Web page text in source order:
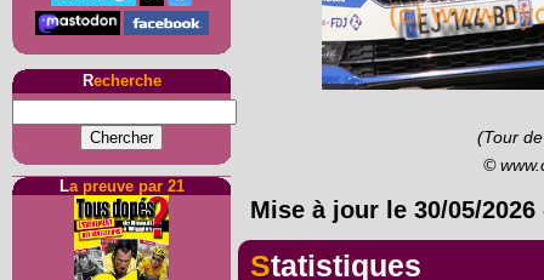
Recherche
La preuve par 21
(Tour
©
Mise à jour le 30/05/2026
Statistiques